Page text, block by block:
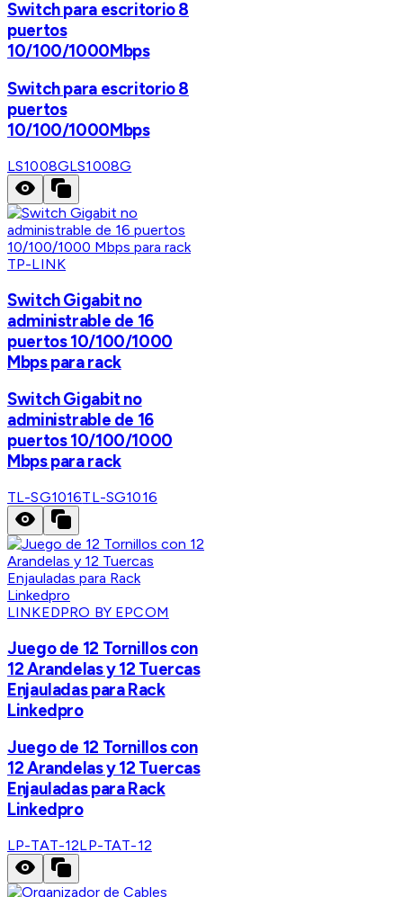
Switch para escritorio 8
puertos
10/100/1000Mbps
Switch para escritorio 8
puertos
10/100/1000Mbps
LS1008GLS1008G
TP-LINK
Switch Gigabit no
administrable de 16
puertos 10/100/1000
Mbps para rack
Switch Gigabit no
administrable de 16
puertos 10/100/1000
Mbps para rack
TL-SG1016TL-SG1016
LINKEDPRO BY EPCOM
Juego de 12 Tornillos con
12 Arandelas y 12 Tuercas
Enjauladas para Rack
Linkedpro
Juego de 12 Tornillos con
12 Arandelas y 12 Tuercas
Enjauladas para Rack
Linkedpro
LP-TAT-12LP-TAT-12